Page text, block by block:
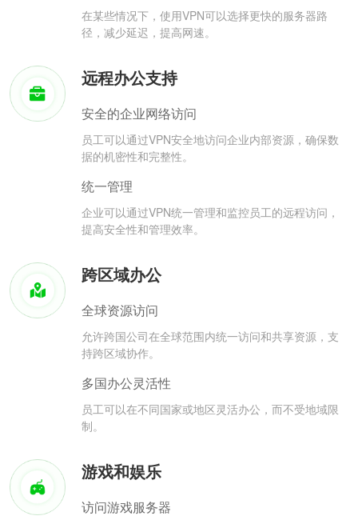
在某些情况下，使用VPN可以选择更快的服务器路
径，减少延迟，提高网速。
远程办公支持
安全的企业网络访问
员工可以通过VPN安全地访问企业内部资源，确保数
据的机密性和完整性。
统一管理
企业可以通过VPN统一管理和监控员工的远程访问，
提高安全性和管理效率。
跨区域办公
全球资源访问
允许跨国公司在全球范围内统一访问和共享资源，支
持跨区域协作。
多国办公灵活性
员工可以在不同国家或地区灵活办公，而不受地域限
制。
游戏和娱乐
访问游戏服务器